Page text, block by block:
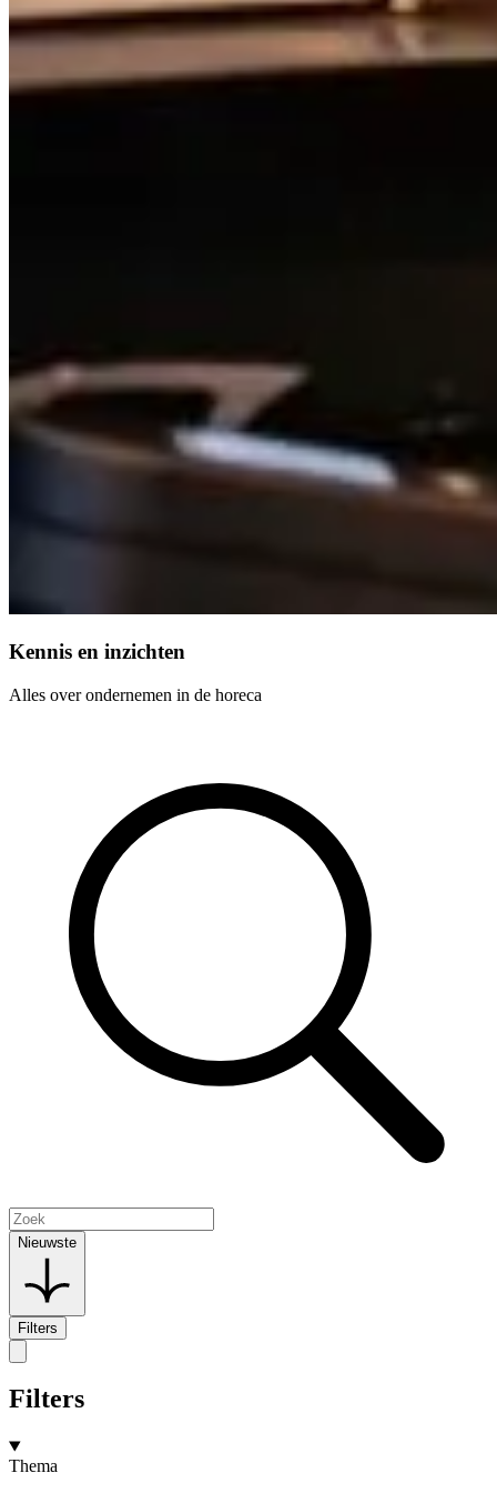
Kennis en inzichten
Alles over ondernemen in de horeca
Nieuwste
Filters
Filters
Thema